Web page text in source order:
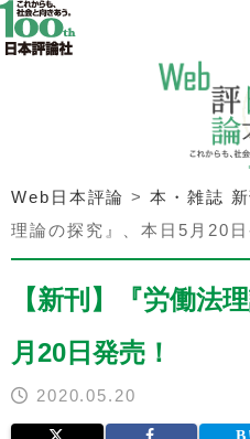
Web日本評論 >本・雑誌
理論の探究』、本日5月20日
【新刊】『労働法
月20日発売！
2020.05.20